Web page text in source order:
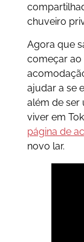
chuveiro
Agora que
começar ao
ajudar a se
além de ser
viver em
página de
novo lar.